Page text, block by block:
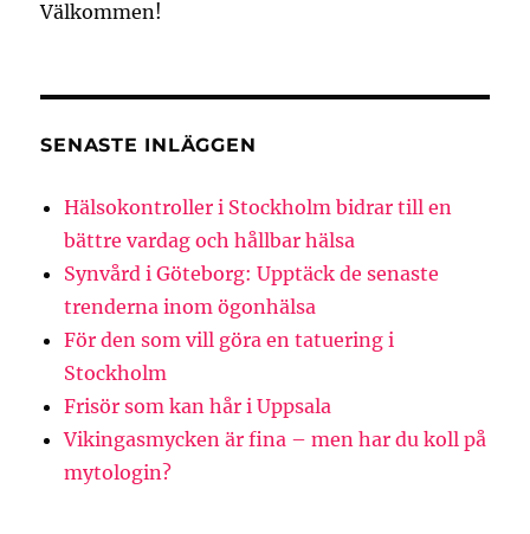
Välkommen!
SENASTE INLÄGGEN
Hälsokontroller i Stockholm bidrar till en
bättre vardag och hållbar hälsa
Synvård i Göteborg: Upptäck de senaste
trenderna inom ögonhälsa
För den som vill göra en tatuering i
Stockholm
Frisör som kan hår i Uppsala
Vikingasmycken är fina – men har du koll på
mytologin?